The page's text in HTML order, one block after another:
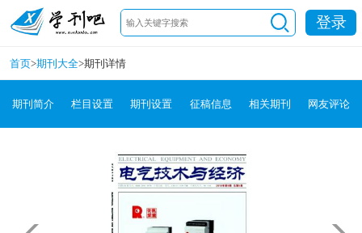
登录
首页>期刊大全>期刊详情
期刊简介 栏目设置 期刊设置 征稿信息 相关期刊 网友评论